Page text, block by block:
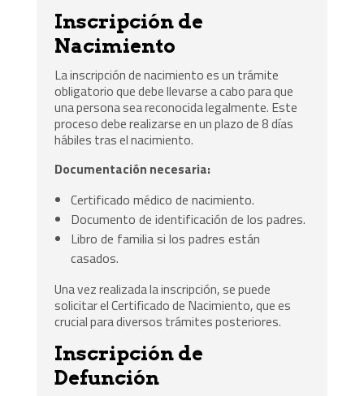
Inscripción de
Nacimiento
La inscripción de nacimiento es un trámite
obligatorio que debe llevarse a cabo para que
una persona sea reconocida legalmente. Este
proceso debe realizarse en un plazo de 8 días
hábiles tras el nacimiento.
Documentación necesaria:
Certificado médico de nacimiento.
Documento de identificación de los padres.
Libro de familia si los padres están
casados.
Una vez realizada la inscripción, se puede
solicitar el Certificado de Nacimiento, que es
crucial para diversos trámites posteriores.
Inscripción de
Defunción